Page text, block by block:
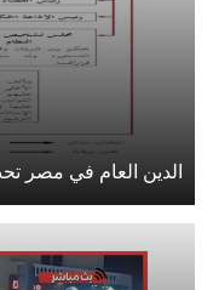
الدين العام في مصر